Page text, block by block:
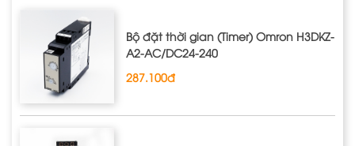
Bộ đặt thời gian (Timer) Omron H3DKZ‐
A2‐AC/DC24‐240
287.100đ